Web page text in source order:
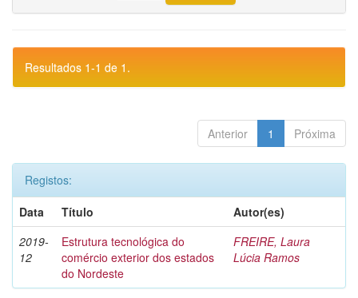
Resultados 1-1 de 1.
Anterior 1 Próxima
Registos:
Data
Título
Autor(es)
2019-
12
Estrutura tecnológica do
comércio exterior dos estados
do Nordeste
FREIRE, Laura
Lúcia Ramos